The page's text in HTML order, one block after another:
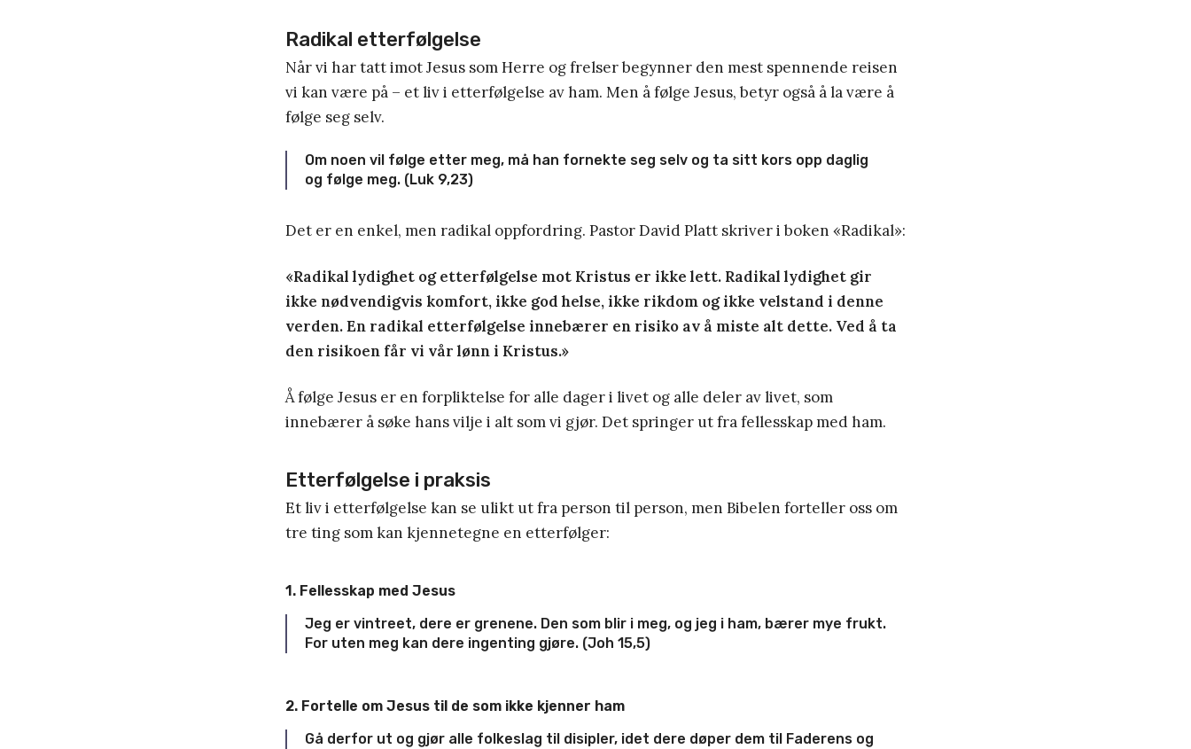
Radikal etterfølgelse
Når vi har tatt imot Jesus som Herre og frelser begynner den mest spennende reisen
vi kan være på – et liv i etterfølgelse av ham. Men å følge Jesus, betyr også å la være å
følge seg selv.
Om noen vil følge etter meg, må han fornekte seg selv og ta sitt kors opp daglig
og følge meg. (Luk 9,23)
Det er en enkel, men radikal oppfordring. Pastor David Platt skriver i boken «Radikal»:
«Radikal lydighet og etterfølgelse mot Kristus er ikke lett. Radikal lydighet gir
ikke nødvendigvis komfort, ikke god helse, ikke rikdom og ikke velstand i denne
verden. En radikal etterfølgelse innebærer en risiko av å miste alt dette. Ved å ta
den risikoen får vi vår lønn i Kristus.»
Å følge Jesus er en forpliktelse for alle dager i livet og alle deler av livet, som
innebærer å søke hans vilje i alt som vi gjør. Det springer ut fra fellesskap med ham.
Etterfølgelse i praksis
Et liv i etterfølgelse kan se ulikt ut fra person til person, men Bibelen forteller oss om
tre ting som kan kjennetegne en etterfølger:
1. Fellesskap med Jesus
Jeg er vintreet, dere er grenene. Den som blir i meg, og jeg i ham, bærer mye frukt.
For uten meg kan dere ingenting gjøre. (Joh 15,5)
2. Fortelle om Jesus til de som ikke kjenner ham
Gå derfor ut og gjør alle folkeslag til disipler, idet dere døper dem til Faderens og